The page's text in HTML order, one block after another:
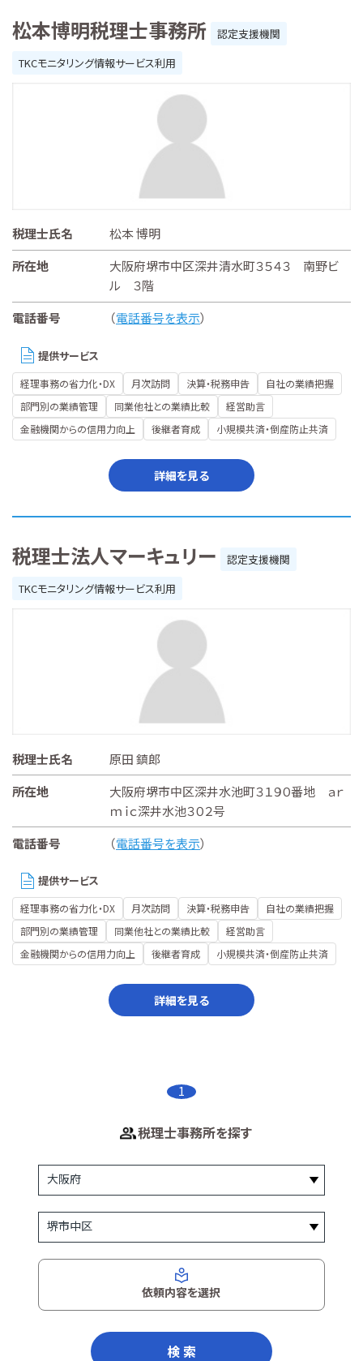
松本博明税理士事務所
認定支援機関
TKCモニタリング情報サービス利用
税理士氏名
松本 博明
所在地
大阪府堺市中区深井清水町３５４３ 南野ビ
ル ３階
電話番号
（電話番号を表示）
提供サービス
経理事務の省力化・DX 月次訪問 決算・税務申告
自社の業績把握
部門別の業績管理
同業他社との業績比較
経営助言
金融機関からの信用力向上
後継者育成 小規模共済・倒産防止共済
詳細を見る
税理士法人マーキュリー
認定支援機関
TKCモニタリング情報サービス利用
税理士氏名
原田 鎮郎
所在地
大阪府堺市中区深井水池町３１９０番地 ａｒ
ｍｉｃ深井水池３０２号
電話番号
（電話番号を表示）
提供サービス
経理事務の省力化・DX 月次訪問 決算・税務申告
自社の業績把握
部門別の業績管理
同業他社との業績比較
経営助言
金融機関からの信用力向上
後継者育成 小規模共済・倒産防止共済
詳細を見る
1
税理士事務所を探す
依頼内容を選択
検 索